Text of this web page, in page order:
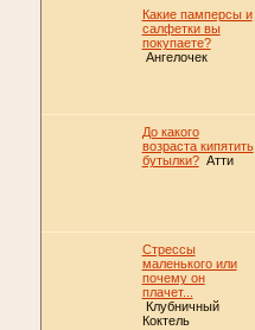
Какие памперсы и
салфетки вы
покупаете?
Ангелочек
До какого
возраста кипятить
бутылки? Атти
Стрессы
маленького или
почему он
плачет...
Клубничный
Коктель